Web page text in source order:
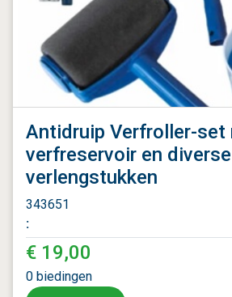
Antidruip Verfroller-set
verfreservoir en
verlengstukken
343651
:
€ 19,00
0 biedingen